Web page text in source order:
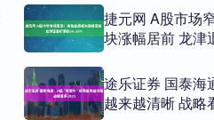
捷元网 A股市场
块涨幅居前 龙津
途乐证券 国泰海
越来越清晰 战略